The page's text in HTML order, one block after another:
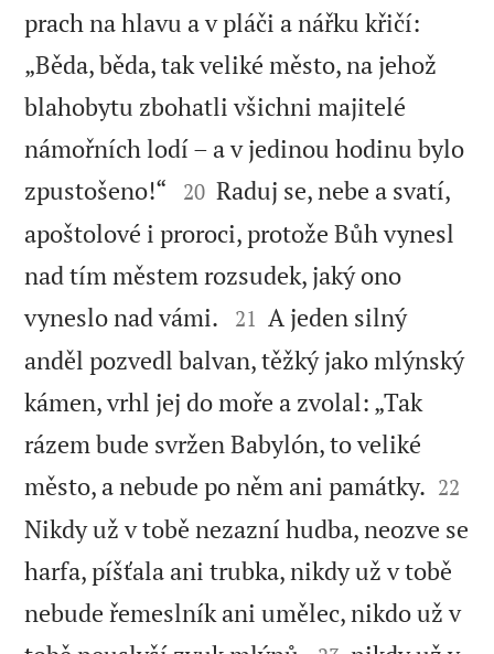
prach na hlavu a v pláči a nářku křičí:
„Běda, běda, tak veliké město, na jehož
blahobytu zbohatli všichni majitelé
námořních lodí – a v jedinou hodinu bylo
zpustošeno!“ 

20 Raduj se, nebe a svatí,
apoštolové i proroci, protože Bůh vynesl
nad tím městem rozsudek, jaký ono
vyneslo nad vámi. 

21 A jeden silný
anděl pozvedl balvan, těžký jako mlýnský
kámen, vrhl jej do moře a zvolal: „Tak
rázem bude svržen Babylón, to veliké
město, a nebude po něm ani památky. 

22
Nikdy už v tobě nezazní hudba, neozve se
harfa, píšťala ani trubka, nikdy už v tobě
nebude řemeslník ani umělec, nikdo už v